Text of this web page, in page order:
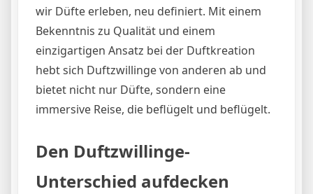
wir Düfte erleben, neu definiert. Mit einem
Bekenntnis zu Qualität und einem
einzigartigen Ansatz bei der Duftkreation
hebt sich Duftzwillinge von anderen ab und
bietet nicht nur Düfte, sondern eine
immersive Reise, die beflügelt und beflügelt.
Den Duftzwillinge-
Unterschied aufdecken